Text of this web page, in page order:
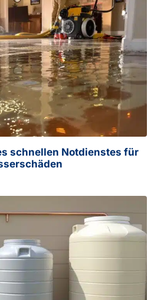
schnellen Notdienstes für